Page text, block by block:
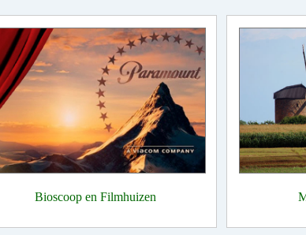
Bioscoop en Filmhuizen